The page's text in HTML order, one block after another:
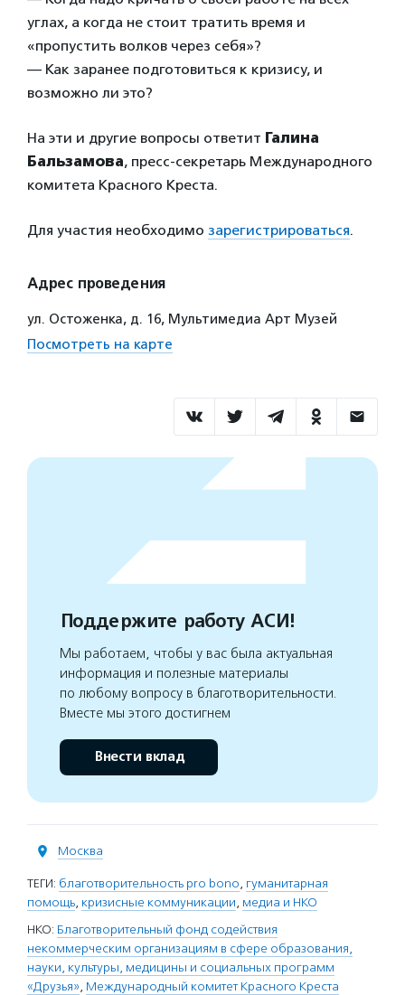
углах, а когда не стоит тратить время и
«пропустить волков через себя»?
— Как заранее подготовиться к кризису, и
возможно ли это?
На эти и другие вопросы ответит Галина
Бальзамова, пресс-секретарь Международного
комитета Красного Креста.
Для участия необходимо зарегистрироваться.
Адрес проведения
ул. Остоженка, д. 16, Мультимедиа Арт Музей
Посмотреть на карте
Поддержите работу АСИ!
Мы работаем, чтобы у вас была актуальная
информация и полезные материалы
по любому вопросу в благотворительности.
Вместе мы этого достигнем
Внести вклад
Москва
ТЕГИ: благотворительность pro bono, гуманитарная
помощь, кризисные коммуникации, медиа и НКО
НКО: Благотворительный фонд содействия
некоммерческим организациям в сфере образования,
науки, культуры, медицины и социальных программ
«Друзья», Международный комитет Красного Креста